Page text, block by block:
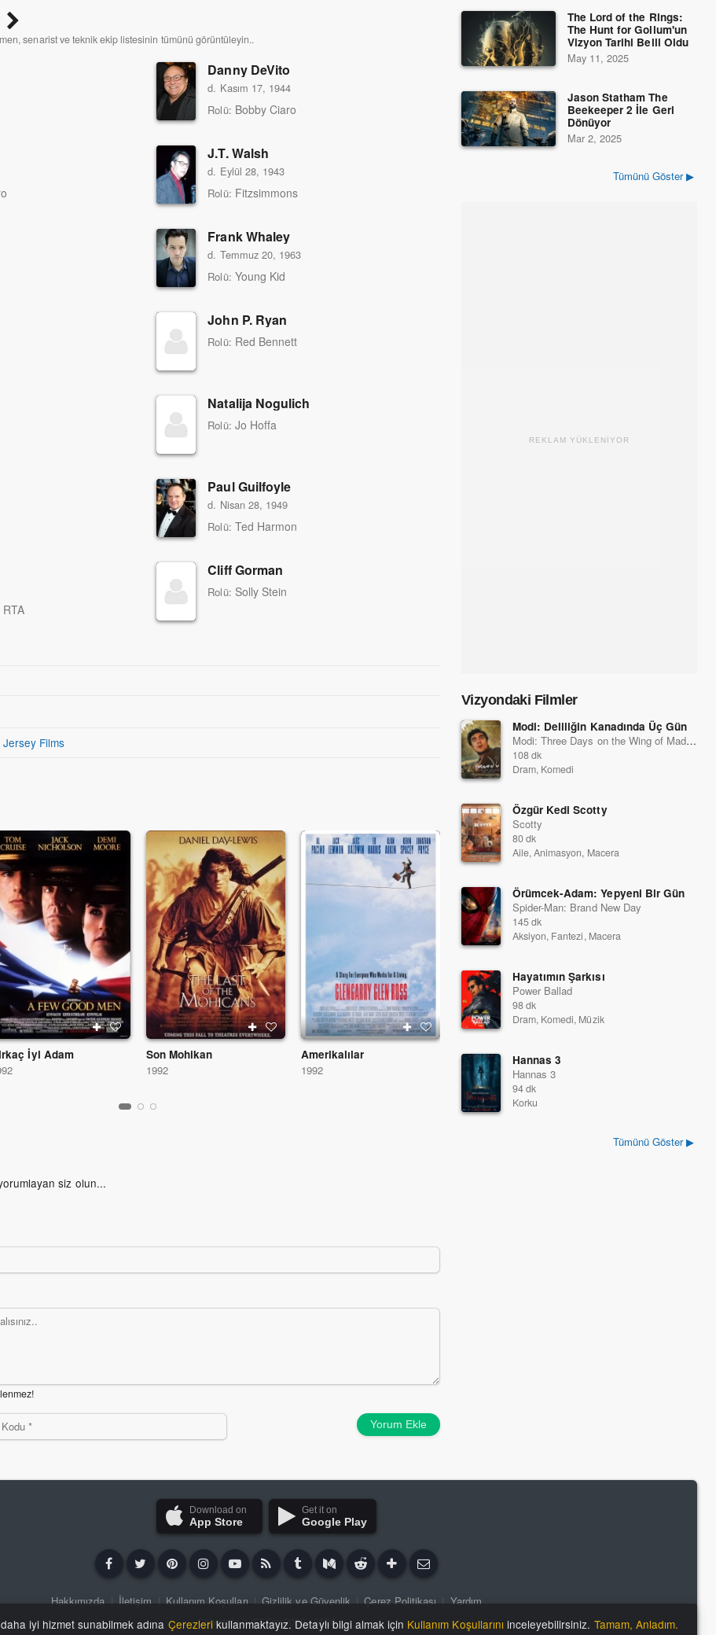
senarist ve teknik ekip listesinin tümünü görüntüleyin..
Danny DeVito
d. Kasım 17, 1944
Rolü: Bobby Ciaro
J.T. Walsh
d. Eylül 28, 1943
Rolü: Fitzsimmons
Frank Whaley
d. Temmuz 20, 1963
Rolü: Young Kid
John P. Ryan
Rolü: Red Bennett
Natalija Nogulich
Rolü: Jo Hoffa
Paul Guilfoyle
d. Nisan 28, 1949
Rolü: Ted Harmon
Cliff Gorman
Rolü: Solly Stein
Jersey Films
İyi Adam
Son Mohikan
1992
Amerikalılar
1992
Kuzenim Vinny
1992
siz olun...
Yorum Ekle
The Lord of the Rings:
The Hunt for Gollum'un
Vizyon Tarihi Belli Oldu
May 11, 2025
Jason Statham The
Beekeeper 2 İle Geri
Dönüyor
Mar 2, 2025
Tümünü Göster ▶
REKLAM YÜKLENİYOR
Vizyondaki Filmler
Modi: Deliliğin Kanadında Üç Gün
Modi: Three Days on the Wing of Madness
108 dk
Dram, Komedi
Özgür Kedi Scotty
Scotty
80 dk
Aile, Animasyon, Macera
Örümcek-Adam: Yepyeni Bir Gün
Spider-Man: Brand New Day
145 dk
Aksiyon, Fantezi, Macera
Hayatımın Şarkısı
Power Ballad
98 dk
Dram, Komedi, Müzik
Hannas 3
Hannas 3
94 dk
Korku
Tümünü Göster ▶
Download on
App Store
Get it on
Google Play
Hakkımızda | İletişim | Kullanım Koşulları | Gizlilik ve Güvenlik | Çerez Politikası | Yardım
Copyright ©iSFDm2020 - 2026
iyi hizmet sunabilmek adına Çerezlerikullanmaktayız. Detaylı bilgi almak için Kullanım Koşullarını inceleyebilirsiniz. Tamam, Anladım.